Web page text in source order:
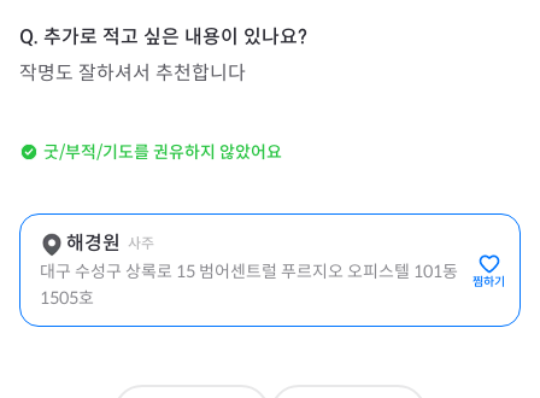
작명도 잘하셔서 추천합니다
굿/부적/기도를 권유하지 않았어요
해경원 사주
대구 수성구 상록로 15 범어센트럴 푸르지오 오피스텔 101동
1505호
찜하기